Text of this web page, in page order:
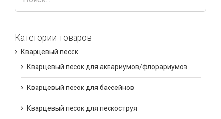
Категории товаров
Кварцевый песок
Кварцевый песок для аквариумов/флорариумов
Кварцевый песок для бассейнов
Кварцевый песок для пескоструя